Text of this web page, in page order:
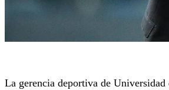
La gerencia deportiva de